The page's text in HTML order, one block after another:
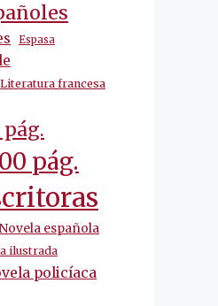
Espasa
Literatura francesa
pág.
Novela española
ilustrada
policíaca